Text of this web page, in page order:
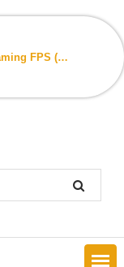
Razer Basilisk V2 – Ratón Gaming FPS (con nuevo Sensor Óptico Focus+ de 20000 DPI, 5G, Interruptor dpi Extraíble y Rueda…